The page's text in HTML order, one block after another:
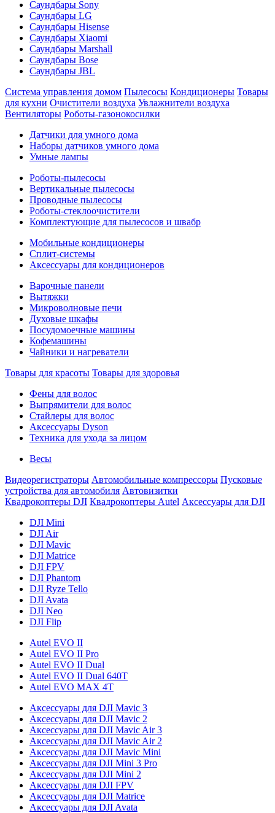
Саундбары Sony
Саундбары LG
Саундбары Hisense
Саундбары Xiaomi
Саундбары Marshall
Саундбары Bose
Саундбары JBL
Система управления домом Пылесосы Кондиционеры Товары
для кухни Очистители воздуха Увлажнители воздуха
Вентиляторы Роботы-газонокосилки
Датчики для умного дома
Наборы датчиков умного дома
Умные лампы
Роботы-пылесосы
Вертикальные пылесосы
Проводные пылесосы
Роботы-стеклоочистители
Комплектующие для пылесосов и швабр
Мобильные кондиционеры
Сплит-системы
Аксессуары для кондиционеров
Варочные панели
Вытяжки
Микроволновые печи
Духовые шкафы
Посудомоечные машины
Кофемашины
Чайники и нагреватели
Товары для красоты Товары для здоровья
Фены для волос
Выпрямители для волос
Стайлеры для волос
Аксессуары Dyson
Техника для ухода за лицом
Весы
Видеорегистраторы Автомобильные компрессоры Пусковые
устройства для автомобиля Автовизитки
Квадрокоптеры DJI Квадрокоптеры Autel Аксессуары для DJI
DJI Mini
DJI Air
DJI Mavic
DJI Matrice
DJI FPV
DJI Phantom
DJI Ryze Tello
DJI Avata
DJI Neo
DJI Flip
Autel EVO II
Autel EVO II Pro
Autel EVO II Dual
Autel EVO II Dual 640T
Autel EVO MAX 4T
Аксессуары для DJI Mavic 3
Аксессуары для DJI Mavic 2
Аксессуары для DJI Mavic Air 3
Аксессуары для DJI Mavic Air 2
Аксессуары для DJI Mavic Mini
Аксессуары для DJI Mini 3 Pro
Аксессуары для DJI Mini 2
Аксессуары для DJI FPV
Аксессуары для DJI Matrice
Аксессуары для DJI Avata